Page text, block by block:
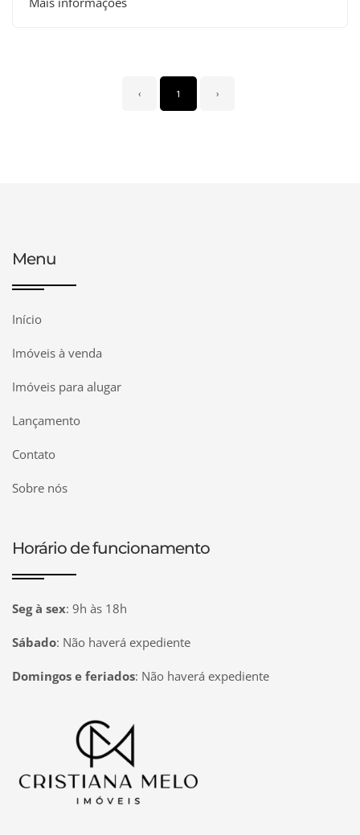
‹ 1 ›
Menu
Início
Imóveis à venda
Imóveis para alugar
Lançamento
Contato
Sobre nós
Horário de funcionamento
Seg à sex: 9h às 18h
Sábado: Não haverá expediente
Domingos e feriados: Não haverá expediente
Página inicial